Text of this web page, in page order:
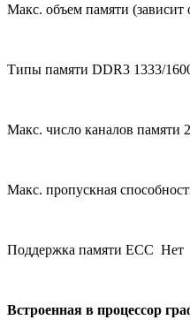
Макс. объем памяти (зависит
Типы памяти DDR3 1333/
Макс. число каналов памяти 2
Макс. пропускная
Поддержка памяти ECC Нет
Встроенная в процессор